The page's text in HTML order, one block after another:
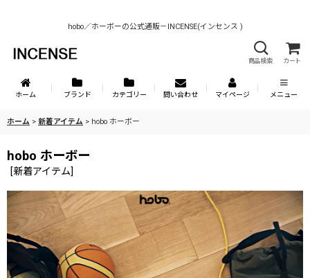
hobo／ホーボーの公式通販－INCENSE(インセンス )
商品検索 カート
ホーム ブランド カテゴリー 問い合わせ マイページ メニュー
ホーム > 新着アイテム > hobo ホーボー
hobo ホーボー
[新着アイテム]